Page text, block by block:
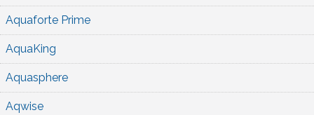
Aquaforte Prime
AquaKing
Aquasphere
Aqwise